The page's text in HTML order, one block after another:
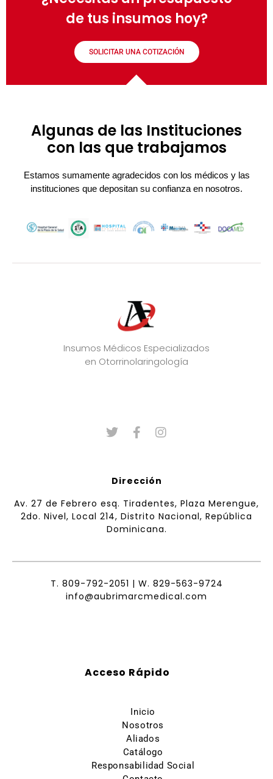
de tus insumos hoy?
SOLICITAR UNA COTIZACIÓN
Algunas de las Instituciones
con las que trabajamos
Estamos sumamente agradecidos con los médicos y las
instituciones que depositan su confianza en nosotros.
Insumos Médicos Especializados
en Otorrinolaringología
Dirección
Av. 27 de Febrero esq. Tiradentes, Plaza Merengue,
2do. Nivel, Local 214, Distrito Nacional, República
Dominicana.
T. 809-792-2051 | W. 829-563-9724
info@aubrimarcmedical.com
Acceso Rápido
Inicio
Nosotros
Aliados
Catálogo
Responsabilidad Social